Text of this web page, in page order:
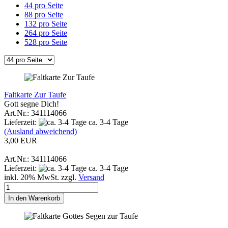
44 pro Seite
88 pro Seite
132 pro Seite
264 pro Seite
528 pro Seite
Faltkarte Zur Taufe
Gott segne Dich!
Art.Nr.: 341114066
Lieferzeit:
ca. 3-4 Tage
(Ausland abweichend)
3,00 EUR
Art.Nr.: 341114066
Lieferzeit:
ca. 3-4 Tage
inkl. 20% MwSt. zzgl. Versand
In den Warenkorb